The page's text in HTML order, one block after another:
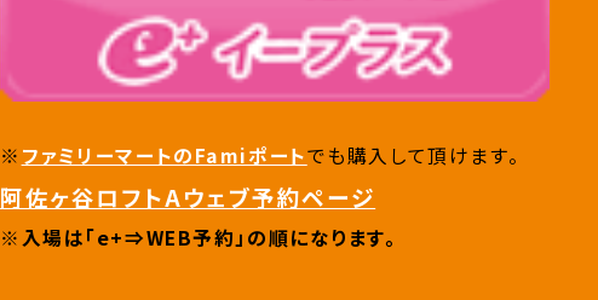
※ ファミリーマートのFamiポートでも購入して頂けます。
阿佐ヶ谷ロフトAウェブ予約ページ
※入場は「e+⇒WEB予約」の順になります。